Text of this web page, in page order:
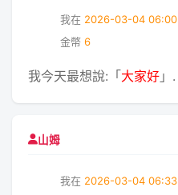
我在 2026-03-04 06:00
金幣 6
我今天最想說:「 大家好 」.
山姆
我在 2026-03-04 06:33